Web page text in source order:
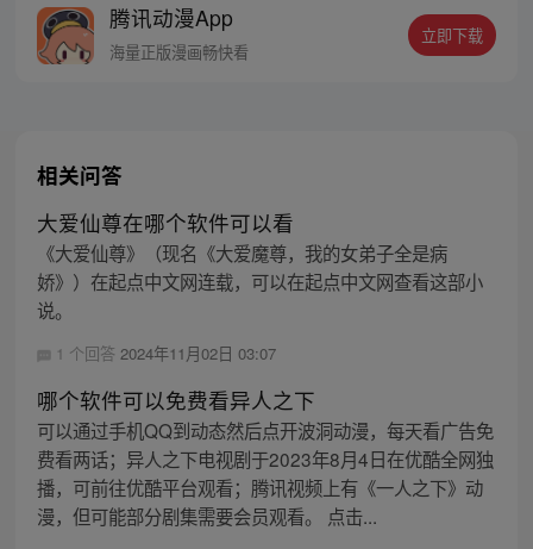
密，张楚岚的生活被彻底颠覆，与冯宝宝一
同踏上“异人”之旅。
腾讯动漫App
海量正版漫画畅快看
立即下载
相关问答
大爱仙尊在哪个软件可以看
《大爱仙尊》（现名《大爱魔尊，我的女弟子全是病
娇》）在起点中文网连载，可以在起点中文网查看这部小
说。
1 个回答 2024年11月02日 03:07
哪个软件可以免费看异人之下
可以通过手机QQ到动态然后点开波洞动漫，每天看广告免
费看两话；异人之下电视剧于2023年8月4日在优酷全网独
播，可前往优酷平台观看；腾讯视频上有《一人之下》动
漫，但可能部分剧集需要会员观看。 点击...